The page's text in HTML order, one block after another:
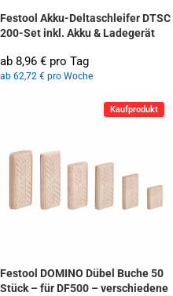
Festool Akku-Deltaschleifer DTSC
200-Set inkl. Akku & Ladegerät
ab 8,96 € pro Tag
ab 62,72 € pro Woche
Kaufprodukt
Festool DOMINO Dübel Buche 50
Stück – für DF500 – verschiedene